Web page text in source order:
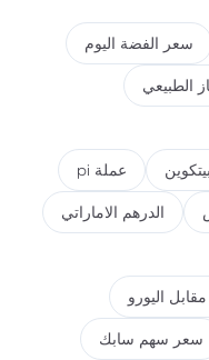
سعر الفضة اليوم
الطبيعي
عملة pi
الدرهم الاماراتي
مقابل اليورو
سعر سهم سابك